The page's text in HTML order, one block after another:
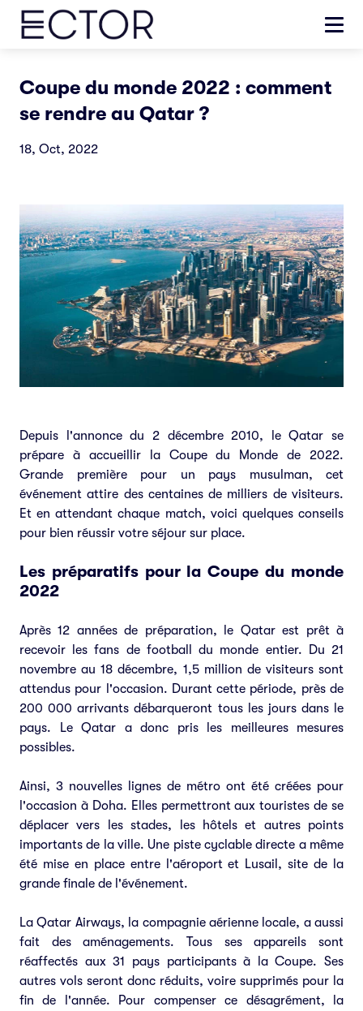
Coupe du monde 2022 : comment
se rendre au Qatar ?
18, Oct, 2022
Depuis l'annonce du 2 décembre 2010, le Qatar se
prépare à accueillir la Coupe du Monde de 2022.
Grande première pour un pays musulman, cet
événement attire des centaines de milliers de visiteurs.
Et en attendant chaque match, voici quelques conseils
pour bien réussir votre séjour sur place.
Les préparatifs pour la Coupe du monde
2022
Après 12 années de préparation, le Qatar est prêt à
recevoir les fans de football du monde entier. Du 21
novembre au 18 décembre, 1,5 million de visiteurs sont
attendus pour l'occasion. Durant cette période, près de
200 000 arrivants débarqueront tous les jours dans le
pays. Le Qatar a donc pris les meilleures mesures
possibles.
Ainsi, 3 nouvelles lignes de métro ont été créées pour
l'occasion à Doha. Elles permettront aux touristes de se
déplacer vers les stades, les hôtels et autres points
importants de la ville. Une piste cyclable directe a même
été mise en place entre l'aéroport et Lusail, site de la
grande finale de l'événement.
La Qatar Airways, la compagnie aérienne locale, a aussi
fait des aménagements. Tous ses appareils sont
réaffectés aux 31 pays participants à la Coupe. Ses
autres vols seront donc réduits, voire supprimés pour la
fin de l'année. Pour compenser ce désagrément, la